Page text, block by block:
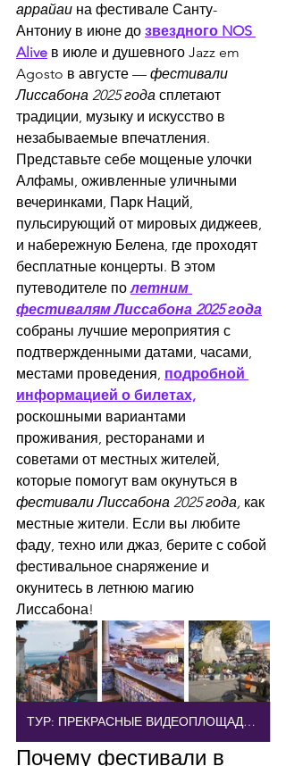
аррайаи на фестивале Санту-
Антониу в июне до звездного NOS
Alive в июле и душевного Jazz em
Agosto в августе — фестивали
Лиссабона 2025 года сплетают
традиции, музыку и искусство в
незабываемые впечатления.
Представьте себе мощеные улочки
Алфамы, оживленные уличными
вечеринками, Парк Наций,
пульсирующий от мировых диджеев,
и набережную Белена, где проходят
бесплатные концерты. В этом
путеводителе по летним
фестивалям Лиссабона 2025 года
собраны лучшие мероприятия с
подтвержденными датами, часами,
местами проведения, подробной
информацией о билетах,
роскошными вариантами
проживания, ресторанами и
советами от местных жителей,
которые помогут вам окунуться в
фестивали Лиссабона 2025 года, как
местные жители. Если вы любите
фаду, техно или джаз, берите с собой
фестивальное снаряжение и
окунитесь в летнюю магию
Лиссабона!
ТУР: ПРЕКРАСНЫЕ ВИДЕОПЛОЩАДКИ ЛИССАБОНА
Почему фестивали в